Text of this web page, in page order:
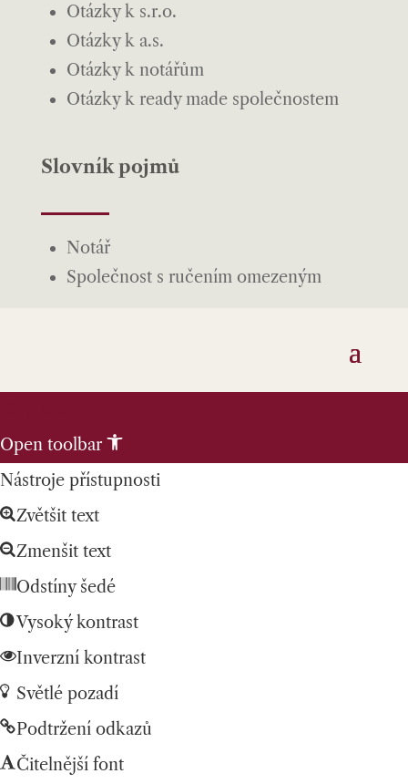
Otázky k s.r.o.
Otázky k a.s.
Otázky k notářům
Otázky k ready made společnostem
Slovník pojmů
Notář
Společnost s ručením omezeným
Open toolbar
Nástroje přístupnosti
Zvětšit text
Zmenšit text
Odstíny šedé
Vysoký kontrast
Inverzní kontrast
Světlé pozadí
Podtržení odkazů
Čitelnější font